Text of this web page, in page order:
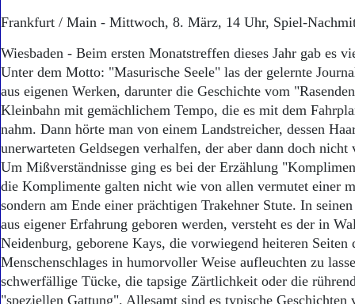
Frankfurt / Main - Mittwoch, 8. März, 14 Uhr, Spiel-
Wiesbaden - Beim ersten Monatstreffen dieses Jahr gab es
Unter dem Motto: "Masurische Seele" las der gelernte
aus eigenen Werken, darunter die Geschichte vom
Kleinbahn mit gemächlichem Tempo, die es mit dem
nahm. Dann hörte man von einem Landstreicher, dessen
unerwarteten Geldsegen verhalfen, der aber dann doch nicht
Um Mißverständnisse ging es bei der Erzählung
die Komplimente galten nicht wie von allen vermutet einer
sondern am Ende einer prächtigen Trakehner Stute. In
aus eigener Erfahrung geboren werden, versteht es der in
Neidenburg, geborene Kays, die vorwiegend heiteren Seiten
Menschenschlages in humorvoller Weise aufleuchten zu
schwerfällige Tücke, die tapsige Zärtlichkeit oder die
"speziellen Gattung". Allesamt sind es typische